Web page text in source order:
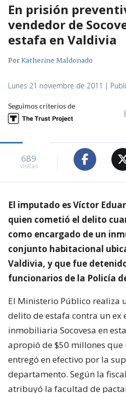
En prisión
vendedor de
estafa en Valdivia
PorKatherine Maldonado
Lunes 21 noviembre de 2011 |
Seguimos criterios de
689
visitas
El imputado es Víctor
quien cometió el delito
como encargado de un
conjunto habitacional
Valdivia, y que fue
funcionarios de la Policía
El Ministerio Público realiza
delito de estafa contra un ex
inmobiliaria Socovesa en
apropió de $50 millones
entregó en efectivo por la
departamento. Según la
atribuyó la facultad de